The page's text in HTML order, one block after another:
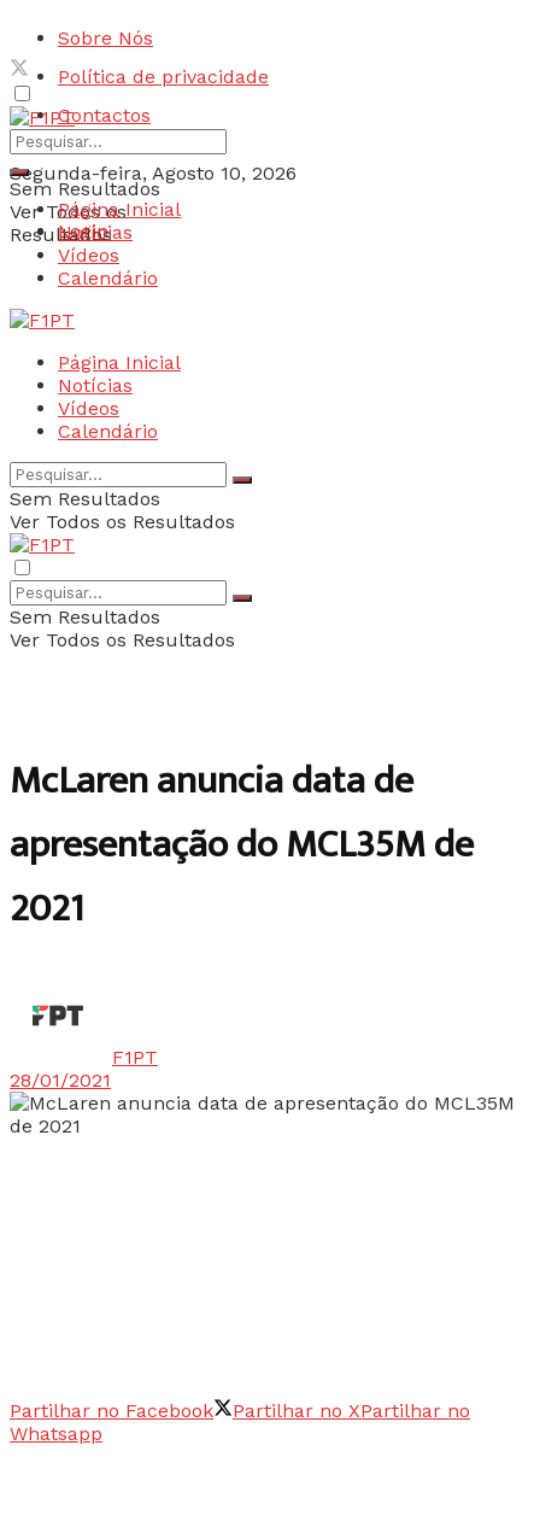
Sobre Nós
Política de privacidade
Contactos
Segunda-feira, Agosto 10, 2026
Login
Sem Resultados
Ver Todos os
Resultados
Página Inicial
Notícias
Vídeos
Calendário
Página Inicial
Notícias
Vídeos
Calendário
Sem Resultados
Ver Todos os Resultados
Sem Resultados
Ver Todos os Resultados
McLaren anuncia data de
apresentação do MCL35M de
2021
F1PT
28/01/2021
Partilhar no Facebook Partilhar no XPartilhar no
Whatsapp